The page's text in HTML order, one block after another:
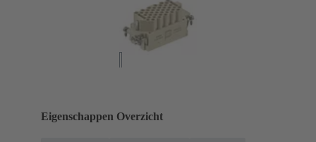
Eigenschappen Overzicht